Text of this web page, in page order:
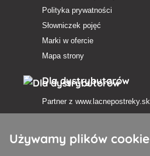
Polityka prywatności
Słowniczek pojęć
Marki w ofercie
Mapa strony
Dla dystrybutorów
Partner z www.lacnepostreky.sk
Używamy plików cookie